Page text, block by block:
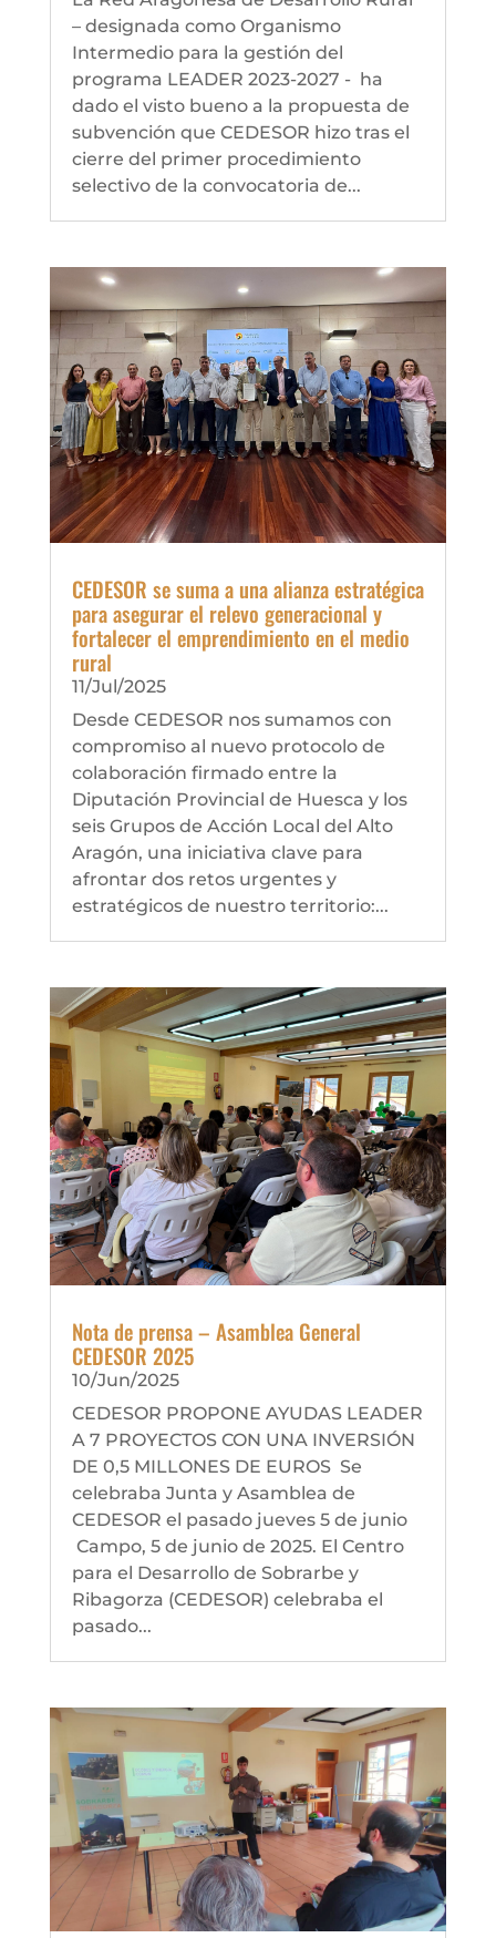
– designada como Organismo
Intermedio para la gestión del
programa LEADER 2023-2027 - ha
dado el visto bueno a la propuesta de
subvención que CEDESOR hizo tras el
cierre del primer procedimiento
selectivo de la convocatoria de...
CEDESOR se suma a una alianza estratégica
para asegurar el relevo generacional y
fortalecer el emprendimiento en el medio
rural
11/Jul/2025
Desde CEDESOR nos sumamos con
compromiso al nuevo protocolo de
colaboración firmado entre la
Diputación Provincial de Huesca y los
seis Grupos de Acción Local del Alto
Aragón, una iniciativa clave para
afrontar dos retos urgentes y
estratégicos de nuestro territorio:...
Nota de prensa – Asamblea General
CEDESOR 2025
10/Jun/2025
CEDESOR PROPONE AYUDAS LEADER
A 7 PROYECTOS CON UNA INVERSIÓN
DE 0,5 MILLONES DE EUROS Se
celebraba Junta y Asamblea de
CEDESOR el pasado jueves 5 de junio
Campo, 5 de junio de 2025. El Centro
para el Desarrollo de Sobrarbe y
Ribagorza (CEDESOR) celebraba el
pasado...